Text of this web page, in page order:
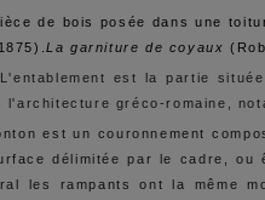
de bois posée dans une
La garniture de coyaux
L'entablement est la partie
l'architecture gréco-romaine,
est un couronnement
délimitée par le cadre,
les rampants ont la même